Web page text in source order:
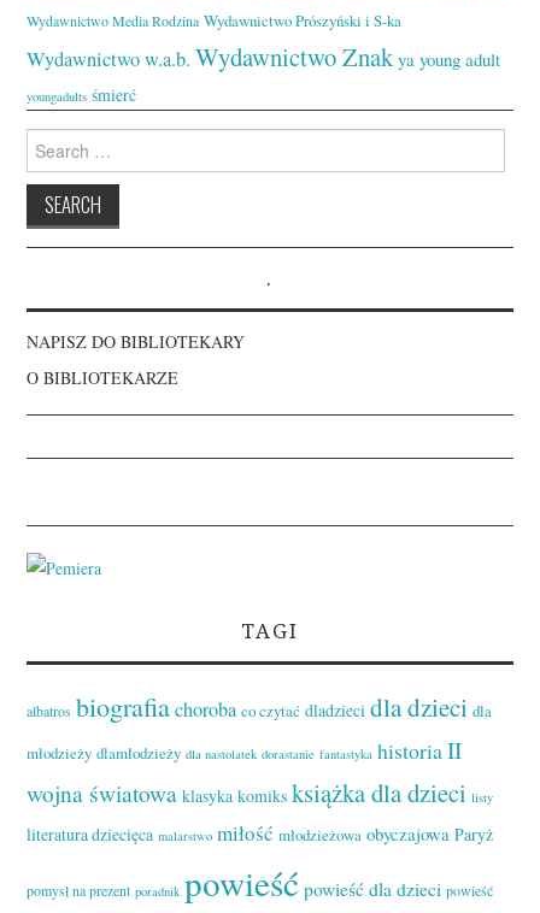
Wydawnictwo Media Rodzina Wydawnictwo Prószyński i S-ka
Wydawnictwo w.a.b. Wydawnictwo Znak ya young adult
youngadults śmierć
Search
for:
.
NAPISZ DO BIBLIOTEKARY
O BIBLIOTEKARZE
TAGI
albatros biografia choroba co czytać dladzieci dla dzieci dla
młodzieży dlamłodzieży dla nastolatek dorastanie fantastyka historiaII
wojna światowa klasyka komiks książka dla dzieci listy
literatura dziecięca malarstwo miłość młodzieżowa obyczajowa Paryż
pomysł na prezent poradnik powieść powieść dla dzieci powieść